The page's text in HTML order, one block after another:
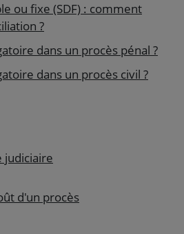
ou fixe (SDF) : comment
?
dans un procès pénal ?
dans un procès civil ?
judiciaire
d'un procès